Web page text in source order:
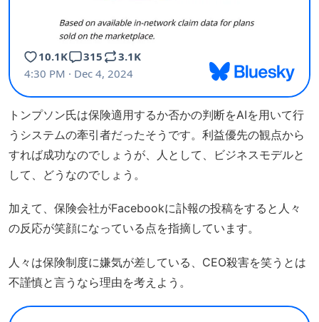
トンプソン氏は保険適用するか否かの判断をAIを用いて行
うシステムの牽引者だったそうです。利益優先の観点から
すれば成功なのでしょうが、人として、ビジネスモデルと
して、どうなのでしょう。
加えて、保険会社がFacebookに訃報の投稿をすると人々
の反応が笑顔になっている点を指摘しています。
人々は保険制度に嫌気が差している、CEO殺害を笑うとは
不謹慎と言うなら理由を考えよう。